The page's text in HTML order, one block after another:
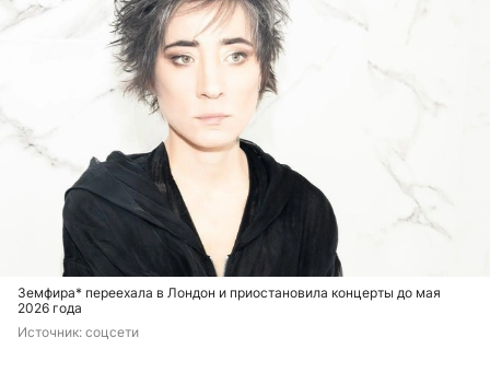
Земфира* переехала в Лондон и приостановила концерты до мая
2026 года
Источник: соцсети